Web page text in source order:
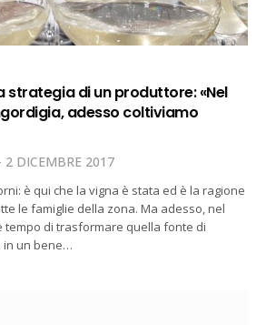
strategia di un produttore: «Nel
adesso coltiviamo
2 DICEMBRE 2017
è qui che la vigna è stata ed è la ragione
le famiglie della zona. Ma adesso, nel
tempo di trasformare quella fonte di
in un bene…